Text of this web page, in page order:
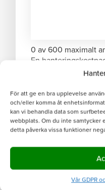
För att ge en bra upplevelse
och/eller komma åt
kan vi behandla data som
webbplats. Om du inte samtycker
detta påverka vissa funktioner
Vår GDPR
0 av 600 maximalt
En
debiteras om